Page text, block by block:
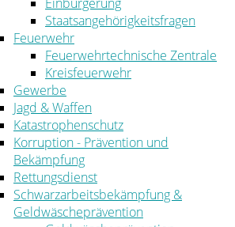
Staatsangehörigkeitsfragen
Feuerwehr
Feuerwehrtechnische Zentrale
Kreisfeuerwehr
Gewerbe
Jagd & Waffen
Katastrophenschutz
Korruption - Prävention und
Bekämpfung
Rettungsdienst
Schwarzarbeitsbekämpfung &
Geldwäscheprävention